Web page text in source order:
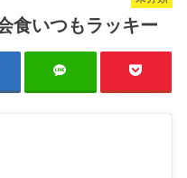
食いつもラッキー